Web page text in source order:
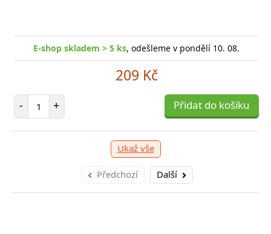
E-shop skladem > 5 ks, odešleme v pondělí 10. 08.
209 Kč
- Počet položek
+ Přidat do košíku
Ukaž vše
Předchozí Další